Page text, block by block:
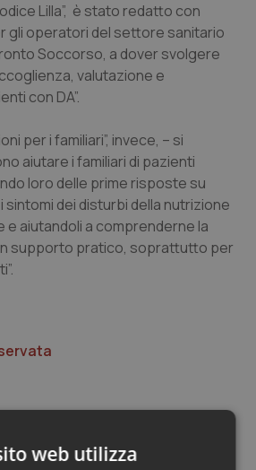
urogenitali
Lilla”, è stato redatto con
gli operatori del settore sanitario
Soccorso, a dover svolgere
valutazione e
con DA”.
per i familiari”, invece, – si
aiutare i familiari di pazienti
loro delle prime risposte su
dei disturbi della nutrizione
e aiutandoli a comprenderne la
supporto pratico, soprattutto per
web utilizza